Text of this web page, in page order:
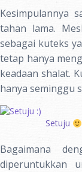
Kesimpulannya
tahan lama.
sebagai kuteks
tetap hanya
keadaan shalat.
hanya seminggu
Setuju
Bagaimana
diperuntukkan